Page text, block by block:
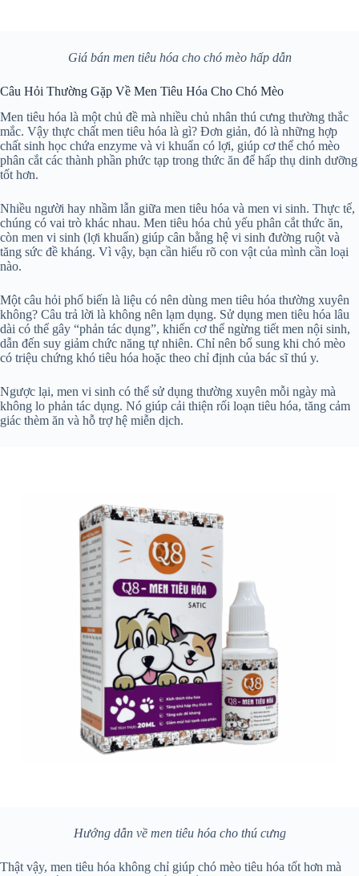
Giá bán men tiêu hóa cho chó mèo hấp dẫn
Câu Hỏi Thường Gặp Về Men Tiêu Hóa Cho Chó Mèo
Men tiêu hóa là một chủ đề mà nhiều chủ nhân thú cưng thường thắc
mắc. Vậy thực chất men tiêu hóa là gì? Đơn giản, đó là những hợp
chất sinh học chứa enzyme và vi khuẩn có lợi, giúp cơ thể chó mèo
phân cắt các thành phần phức tạp trong thức ăn để hấp thụ dinh dưỡng
tốt hơn.
Nhiều người hay nhầm lẫn giữa men tiêu hóa và men vi sinh. Thực tế,
chúng có vai trò khác nhau. Men tiêu hóa chủ yếu phân cắt thức ăn,
còn men vi sinh (lợi khuẩn) giúp cân bằng hệ vi sinh đường ruột và
tăng sức đề kháng. Vì vậy, bạn cần hiểu rõ con vật của mình cần loại
nào.
Một câu hỏi phổ biến là liệu có nên dùng men tiêu hóa thường xuyên
không? Câu trả lời là không nên lạm dụng. Sử dụng men tiêu hóa lâu
dài có thể gây “phản tác dụng”, khiến cơ thể ngừng tiết men nội sinh,
dẫn đến suy giảm chức năng tự nhiên. Chỉ nên bổ sung khi chó mèo
có triệu chứng khó tiêu hóa hoặc theo chỉ định của bác sĩ thú y.
Ngược lại, men vi sinh có thể sử dụng thường xuyên mỗi ngày mà
không lo phản tác dụng. Nó giúp cải thiện rối loạn tiêu hóa, tăng cảm
giác thèm ăn và hỗ trợ hệ miễn dịch.
Hướng dẫn về men tiêu hóa cho thú cưng
Thật vậy, men tiêu hóa không chỉ giúp chó mèo tiêu hóa tốt hơn mà